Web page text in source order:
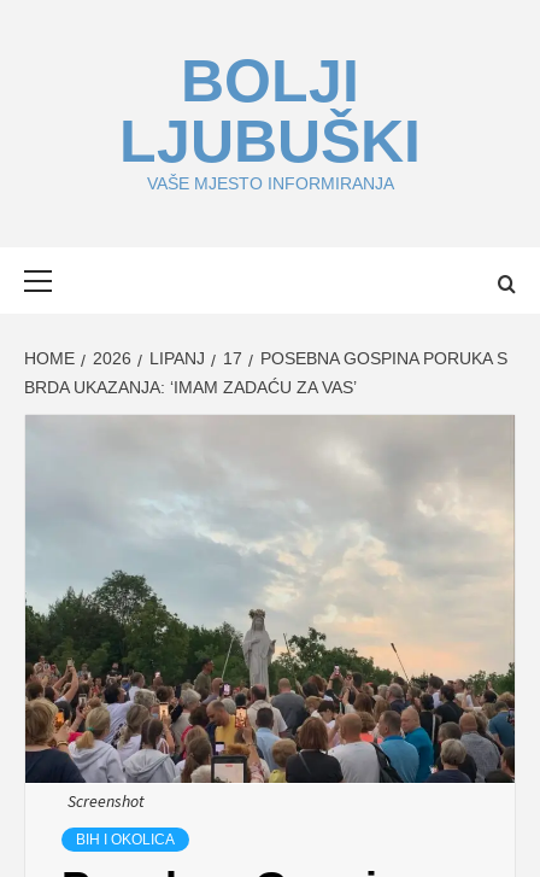
BOLJI
LJUBUŠKI
VAŠE MJESTO INFORMIRANJA
HOME 2026 LIPANJ 17
POSEBNA GOSPINA PORUKA S
BRDA UKAZANJA: ‘IMAM ZADAĆU ZA VAS’
Screenshot
BIH I OKOLICA